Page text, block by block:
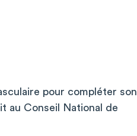
pour compléter son
au Conseil National de